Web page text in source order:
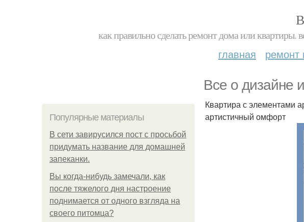
как правильно сделать ремонт дома или
главная ремонт
Все о дизайне
Популярные материалы
В сети завирусился пост с просьбой
придумать название для домашней
запеканки.
Вы когда-нибудь замечали, как
после тяжелого дня настроение
поднимается от одного взгляда на
своего питомца?
Квартира с элементами
артистичный омфорт